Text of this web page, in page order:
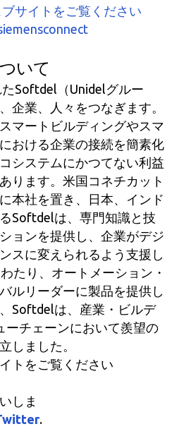
サイトをご覧ください
いて
Softdel（Unidelグルー
企業、人々をつなぎます。
マートビルディングやスマ
おける企業の接続を簡素化
システムにかつてない利益
ります。米国コネチカット
本社を置き、日本、インド
Softdelは、専門知識と技
ョンを提供し、企業がデジ
スに変えられるよう支援し
たり、オートメーション・
ルリーダーに製品を提供し
Softdelは、産業・ビルデ
ーチェーンにおいて羨望の
しました。
トをご覧ください
しま
.